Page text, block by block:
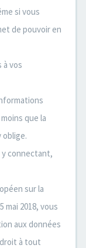
si vous
de pouvoir en
à vos
que la
oblige.
y connectant,
sur la
2018, vous
aux données
à tout